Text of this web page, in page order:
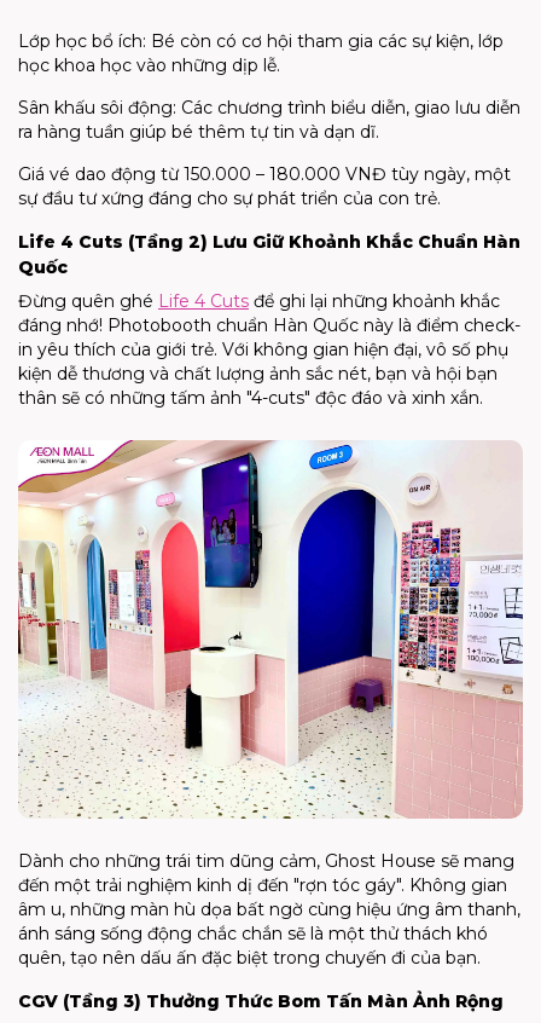
Lớp học bổ ích: Bé còn có cơ hội tham gia các sự kiện, lớp
học khoa học vào những dịp lễ.
Sân khấu sôi động: Các chương trình biểu diễn, giao lưu diễn
ra hàng tuần giúp bé thêm tự tin và dạn dĩ.
Giá vé dao động từ 150.000 – 180.000 VNĐ tùy ngày, một
sự đầu tư xứng đáng cho sự phát triển của con trẻ.
Life 4 Cuts (Tầng 2) Lưu Giữ Khoảnh Khắc Chuẩn Hàn
Quốc
Đừng quên ghé Life 4 Cuts để ghi lại những khoảnh khắc
đáng nhớ! Photobooth chuẩn Hàn Quốc này là điểm check-
in yêu thích của giới trẻ. Với không gian hiện đại, vô số phụ
kiện dễ thương và chất lượng ảnh sắc nét, bạn và hội bạn
thân sẽ có những tấm ảnh "4-cuts" độc đáo và xinh xắn.
Dành cho những trái tim dũng cảm, Ghost House sẽ mang
đến một trải nghiệm kinh dị đến "rợn tóc gáy". Không gian
âm u, những màn hù dọa bất ngờ cùng hiệu ứng âm thanh,
ánh sáng sống động chắc chắn sẽ là một thử thách khó
quên, tạo nên dấu ấn đặc biệt trong chuyến đi của bạn.
CGV (Tầng 3) Thưởng Thức Bom Tấn Màn Ảnh Rộng